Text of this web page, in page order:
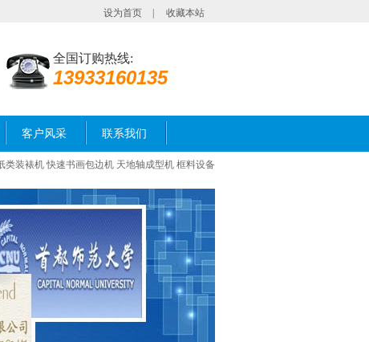
设为首页 收藏本站
全国订购热线:
13933160135
客户风采 联系我们
类装裱机 快速书画包边机 天地轴成型机 框料设备